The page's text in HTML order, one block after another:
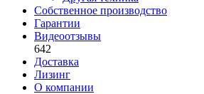
Собственное производство
Гарантии
Видеоотзывы
642
Доставка
Лизинг
О компании